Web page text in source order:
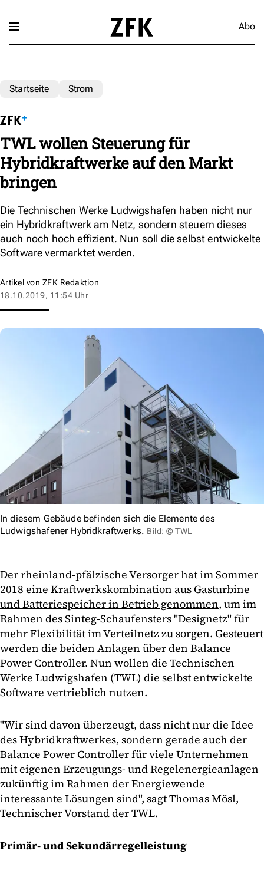
Abo
Startseite Strom
TWL wollen Steuerung für
Hybridkraftwerke auf den Markt
bringen
Die Technischen Werke Ludwigshafen haben nicht nur
ein Hybridkraftwerk am Netz, sondern steuern dieses
auch noch hoch effizient. Nun soll die selbst entwickelte
Software vermarktet werden.
Artikel von ZFK Redaktion
18.10.2019, 11:54 Uhr
In diesem Gebäude befinden sich die Elemente des
Ludwigshafener Hybridkraftwerks. Bild: © TWL
Der rheinland-pfälzische Versorger hat im Sommer
2018 eine Kraftwerkskombination ausGasturbine
und Batteriespeicher in Betrieb genommen, um im
Rahmen des Sinteg-Schaufensters "Designetz" für
mehr Flexibilität im Verteilnetz zu sorgen. Gesteuert
werden die beiden Anlagen über den Balance
Power Controller. Nun wollen die Technischen
Werke Ludwigshafen (TWL) die selbst entwickelte
Software vertrieblich nutzen.
"Wir sind davon überzeugt, dass nicht nur die Idee
des Hybridkraftwerkes, sondern gerade auch der
Balance Power Controller für viele Unternehmen
mit eigenen Erzeugungs- und Regelenergieanlagen
zukünftig im Rahmen der Energiewende
interessante Lösungen sind", sagt Thomas Mösl,
Technischer Vorstand der TWL.
Primär- und Sekundärregelleistung